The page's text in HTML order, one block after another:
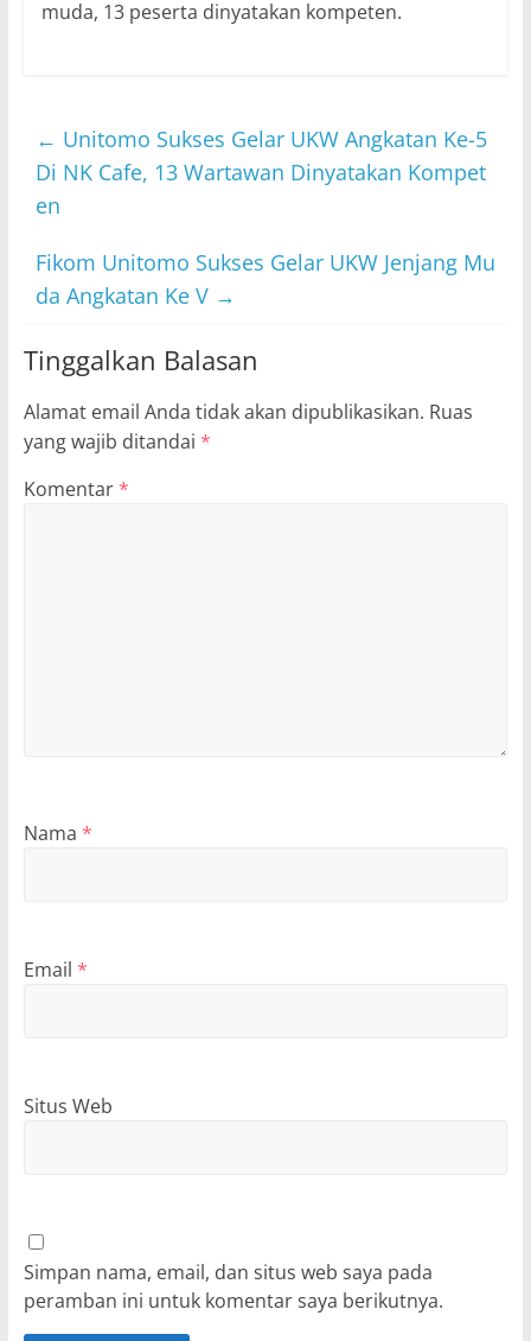
muda, 13 peserta dinyatakan kompeten.
← Unitomo Sukses Gelar UKW Angkatan Ke-5
Di NK Cafe, 13 Wartawan Dinyatakan Kompet
en
Fikom Unitomo Sukses Gelar UKW Jenjang Mu
da Angkatan Ke V →
Tinggalkan Balasan
Alamat email Anda tidak akan dipublikasikan. Ruas
yang wajib ditandai *
Komentar*
Nama *
Email *
Situs Web
Simpan nama, email, dan situs web saya pada
peramban ini untuk komentar saya berikutnya.